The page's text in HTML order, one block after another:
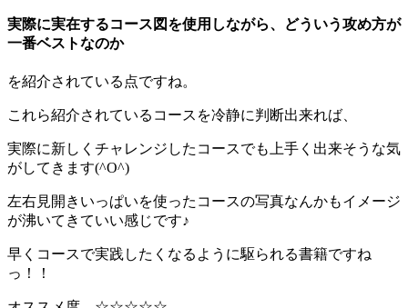
実際に実在するコース図を使用しながら、どういう攻め方が
一番ベストなのか
を紹介されている点ですね。
これら紹介されているコースを冷静に判断出来れば、
実際に新しくチャレンジしたコースでも上手く出来そうな気
がしてきます(^O^)
左右見開きいっぱいを使ったコースの写真なんかもイメージ
が沸いてきていい感じです♪
早くコースで実践したくなるように駆られる書籍ですね
っ！！